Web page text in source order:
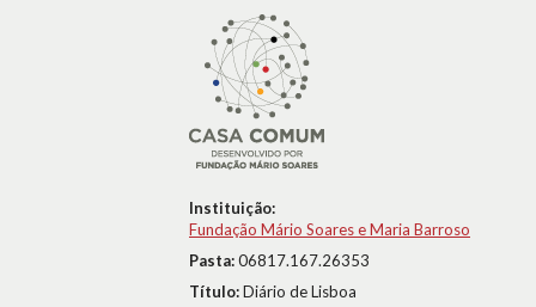
Instituição:
Fundação Mário Soares e Maria Barroso
Pasta:06817.167.26353
Título:Diário de Lisboa